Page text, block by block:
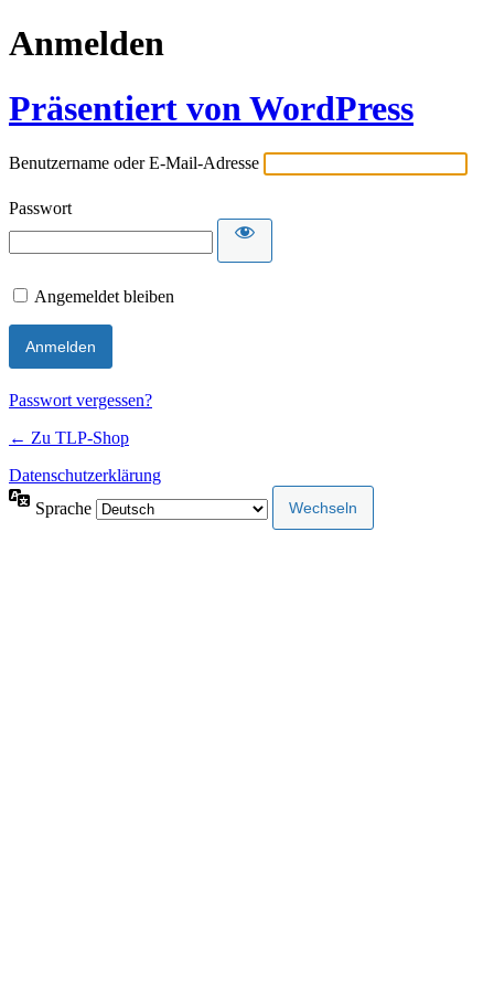
Anmelden
Präsentiert von WordPress
Benutzername oder E-Mail-Adresse
Passwort
Angemeldet bleiben
Passwort vergessen?
← Zu TLP-Shop
Datenschutzerklärung
Sprache